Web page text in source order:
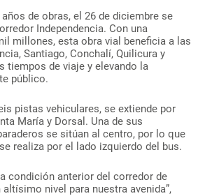
de obras, el 26 de diciembre se
Independencia. Con una
millones, esta obra vial beneficia a las
Santiago, Conchalí, Quilicura y
tiempos de viaje y elevando la
público.
pistas vehiculares, se extiende por
María y Dorsal. Una de sus
se sitúan al centro, por lo que
realiza por el lado izquierdo del bus.
condición anterior del corredor de
nivel para nuestra avenida”,